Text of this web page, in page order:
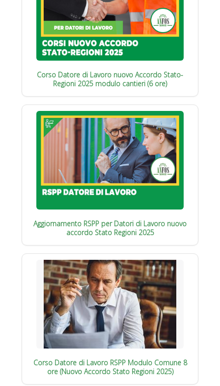
Corso Datore di Lavoro nuovo Accordo Stato-
Regioni 2025 modulo cantieri (6 ore)
Aggiornamento RSPP per Datori di Lavoro nuovo
accordo Stato Regioni 2025
Corso Datore di Lavoro RSPP Modulo Comune 8
ore (Nuovo Accordo Stato Regioni 2025)